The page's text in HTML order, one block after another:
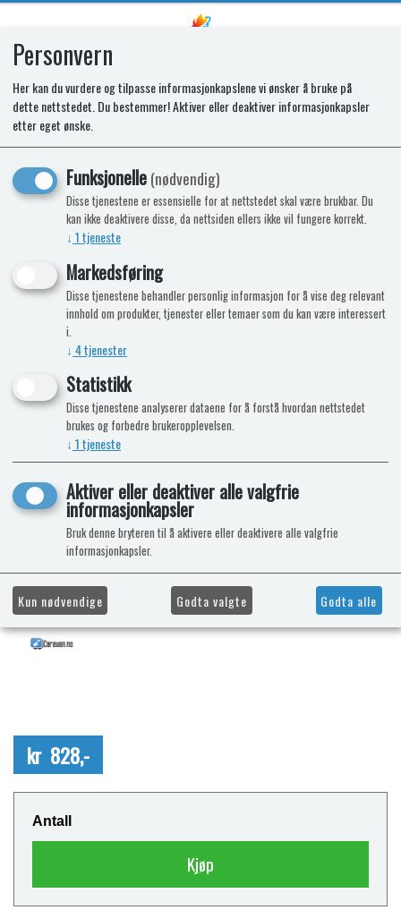
SPARES KIT - PAN SUPPORT
LINEAR 4B EN
kr 828,-
Antall
Kjøp
Personvern
Her kan du vurdere og tilpasse informasjonkapslene vi ønsker å bruke på
dette nettstedet. Du bestemmer! Aktiver eller deaktiver informasjonkapsler
etter eget ønske.
Funksjonelle(nødvendig)
Disse tjenestene er essensielle for at nettstedet skal være brukbar. Du
kan ikke deaktivere disse, da nettsiden ellers ikke vil fungere korrekt.
↓ 1tjeneste
Markedsføring
Disse tjenestene behandler personlig informasjon for å vise deg relevant
innhold om produkter, tjenester eller temaer som du kan være interessert
i.
↓ 4tjenester
Statistikk
Disse tjenestene analyserer dataene for å forstå hvordan nettstedet
brukes og forbedre brukeropplevelsen.
↓ 1tjeneste
Aktiver eller deaktiver alle valgfrie
informasjonkapsler
Bruk denne bryteren til å aktivere eller deaktivere alle valgfrie
informasjonkapsler.
Kun nødvendige Godta valgte Godta alle